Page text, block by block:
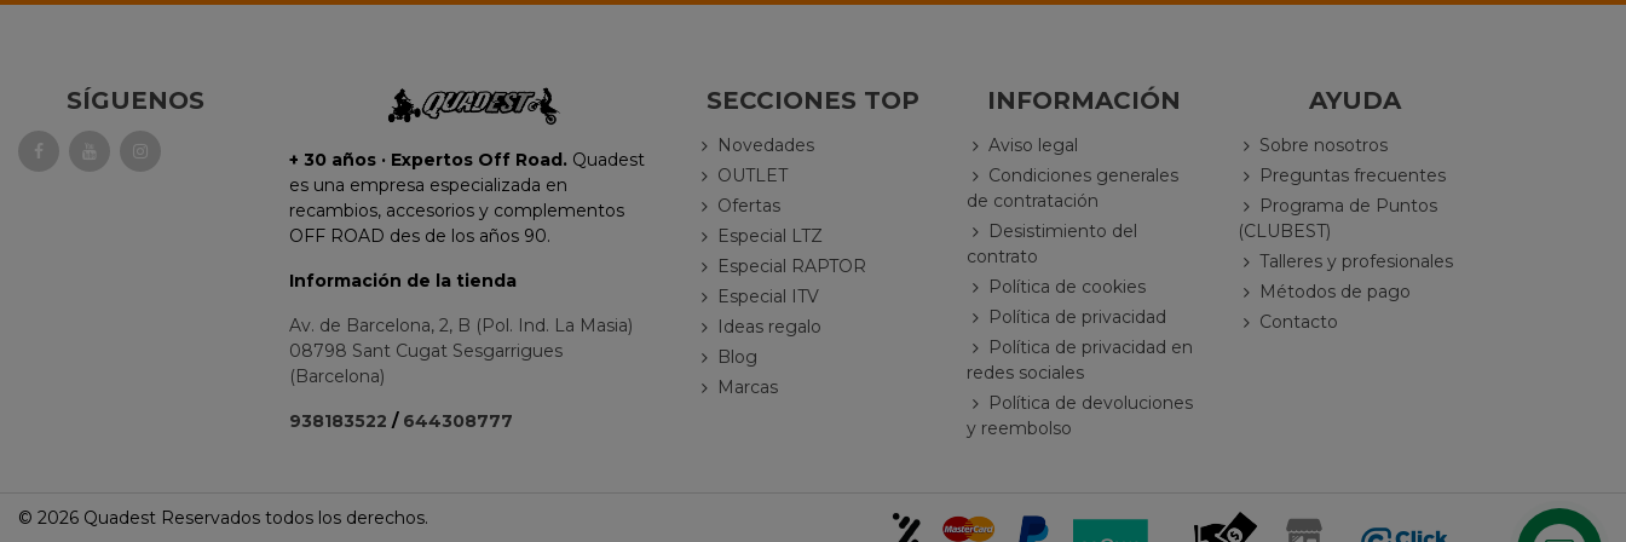
SÍGUENOS
+ 30 años · Expertos Off Road. Quadest
es una empresa especializada en
recambios, accesorios y complementos
OFF ROAD des de los años 90.
Información de la tienda
Av. de Barcelona, 2, B (Pol. Ind. La Masia)
08798 Sant Cugat Sesgarrigues
(Barcelona)
938183522 / 644308777
SECCIONES TOP
Novedades
OUTLET
Ofertas
Especial LTZ
Especial RAPTOR
Especial ITV
Ideas regalo
Blog
Marcas
INFORMACIÓN
Aviso legal
Condiciones generales
de contratación
Desistimiento del
contrato
Política de cookies
Política de privacidad
Política de privacidad en
redes sociales
Política de devoluciones
y reembolso
AYUDA
Sobre nosotros
Preguntas frecuentes
Programa de Puntos
(CLUBEST)
Talleres y profesionales
Métodos de pago
Contacto
© 2026 Quadest Reservados todos los derechos.